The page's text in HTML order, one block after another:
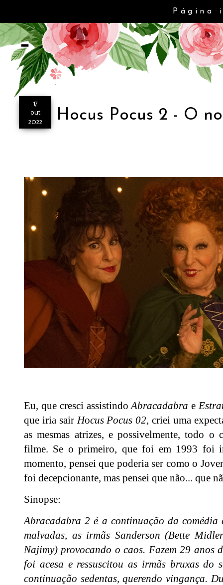
-
17
out
2022
Hocus Pocus 2 - O
Eu, que cresci assistindoAbracadabra e
que iria sairHocus Pocus 02, criei uma
as mesmas atrizes, e possivelmente, todo
filme. Se o primeiro, que foi em 1993 foi
momento, pensei que poderia ser como o
foi decepcionante, mas pensei que não... que
Sinopse:
Abracadabra 2 é a continuação da comédia
malvadas, as irmãs Sanderson (Bette
Najimy) provocando o caos. Fazem 29 anos
foi acesa e ressuscitou as irmãs bruxas do
continuação sedentas, querendo vingança.